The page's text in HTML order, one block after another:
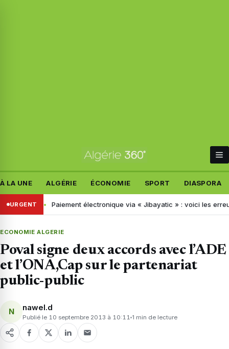
À LA UNE ALGÉRIE ÉCONOMIE SPORT DIASPORA
URGENTPaiement électronique via « Jibayatic » : voici les erreurs à
ECONOMIE ALGERIE
Poval signe deux accords avec l’ADE
et l’ONA,Cap sur le partenariat
public-public
N nawel.d
Publié le 10 septembre 2013 à 10:11 1 min de lecture